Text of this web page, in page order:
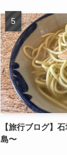
【旅行ブログ】
島〜